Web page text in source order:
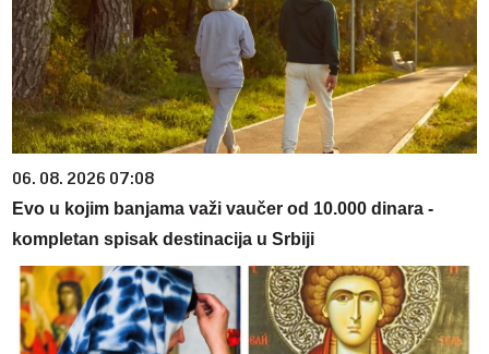
06. 08. 2026 07:08
Evo u kojim banjama važi vaučer od 10.000 dinara -
kompletan spisak destinacija u Srbiji